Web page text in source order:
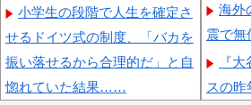
小学生の段階で人生を確定さ
せるドイツ式の制度、「バカを
振い落せるから合理的だ」と自
惚れていた結果……
海外
震で無
『
スの昨